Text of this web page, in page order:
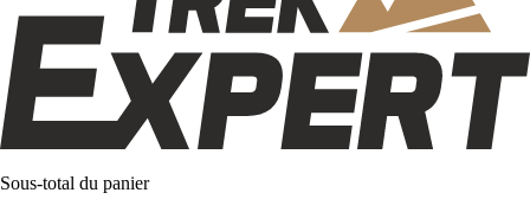
Sous-total du panier